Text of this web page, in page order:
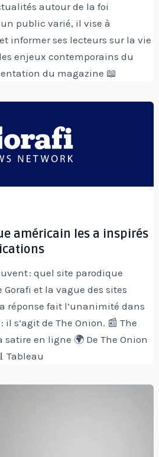
autour de la foi
public varié, il vise à
informer ses lecteurs sur la vie
enjeux contemporains du
du magazine 📖
américain les a inspirés
: quel site parodique
et la vague des sites
réponse fait l’unanimité dans
il s’agit de The Onion. 📰 The
satire en ligne 🌍 De The Onion
Tableau